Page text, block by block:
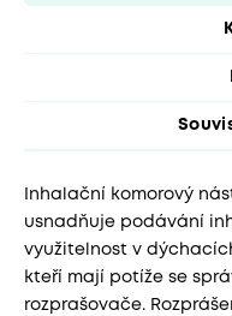
Inhalační komorový
usnadňuje podávání
využitelnost v
kteří mají potíže se
rozprašovače.